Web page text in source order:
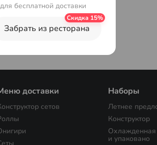
доставки
сетов
Наборы
Летнее
Конструктор
Охлажденная
и упаковано
бесплатной доставки
Забрать из ресторана